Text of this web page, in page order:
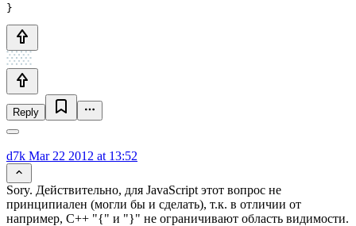
Reply
d7k Mar 22 2012 at 13:52
Sory. Действительно, для JavaScript этот вопрос не
принципиален (могли бы и сделать), т.к. в отличии от
например, C++ "{" и "}" не ограничивают область видимости.